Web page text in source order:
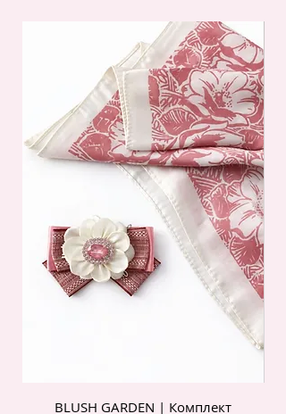
BLUSH GARDEN | Комплект